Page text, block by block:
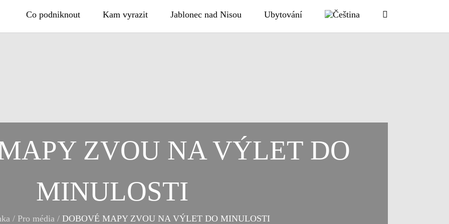
Co podniknout Kam vyrazit Jablonec nad Nisou Ubytování
ZVOU NA VÝLET DO
MINULOSTI
/ Pro média / DOBOVÉ MAPY ZVOU NA VÝLET DO MINULOSTI